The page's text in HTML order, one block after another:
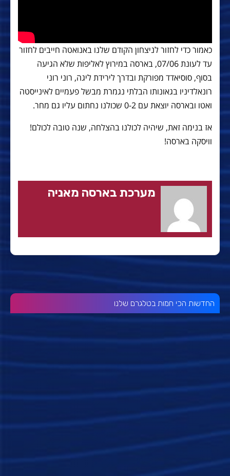
כאמור כדי לחזור לניצחון הקודם שלנו באנואטה חייבים לחזור
עד לעונת 07/06, בארסה במירוץ לאליפות שלא הגיעה
בסוף, סוסיאדד מפורקת ובדרך לירידת ליגה, רוני רוני
רונאלדיניו בגאונותו הבלתי נגמרת מבשל פעמיים לאינייסטה
ואטו ובארסה יוצאת עם 0-2 שכולנו נחתום עליו גם מחר.
אז בנימה זאת, שיהיה לכולנו בהצלחה, שנה טובה לכולם!
וויסקה בארסה!
מערכת בארסה מאניה
החדשות הכי חמות בטלגרם שלנו